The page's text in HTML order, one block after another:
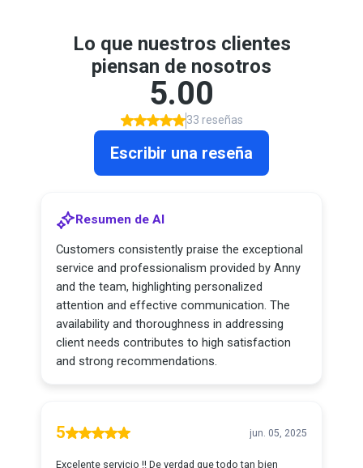
Lo que nuestros clientes
piensan de nosotros
5.00
33 reseñas
Escribir una reseña
Resumen de AI
Customers consistently praise the exceptional
service and professionalism provided by Anny
and the team, highlighting personalized
attention and effective communication. The
availability and thoroughness in addressing
client needs contributes to high satisfaction
and strong recommendations.
5 jun. 05, 2025
Excelente servicio !! De verdad que todo tan bien